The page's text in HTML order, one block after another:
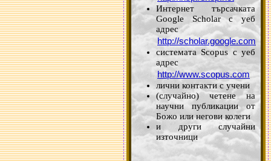
Интернет търсачката
Google Scholar с уеб
адрес
http://scholar.google.com
системата Scopus с уеб
адрес
http://www.scopus.com
лични контакти с учени
(случайно) четене на
научни публикации от
Божо или негови колеги
и други случайни
източници